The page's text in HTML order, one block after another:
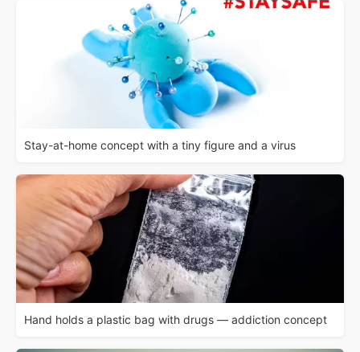
Stay-at-home concept with a tiny figure and a virus
Hand holds a plastic bag with drugs — addiction concept